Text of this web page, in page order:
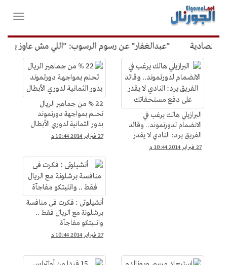
القائمة
الرئيسية
فتح
"عبدالغفار" عن رسوم الرسوب: "اللي مش عاوز يتعلم
الرياضة
البرازيلي هالك يرغب في
الانضمام لدورتموند.. وقائد
الفريق يرد: النادي لا يقدر
على دفع مستحقاتك
27 فبراير 2014 10:44 م
22 % من جماهير الريال
تحلم بمواجهة دورتموند
بدور الثمانية لدوري الأبطال
27 فبراير 2014 10:44 م
أنشيلوتى : فكرت فى منافسة
برشلونة مع الريال فقط ..
واتليتكو مفاجآة
27 فبراير 2014 10:44 م